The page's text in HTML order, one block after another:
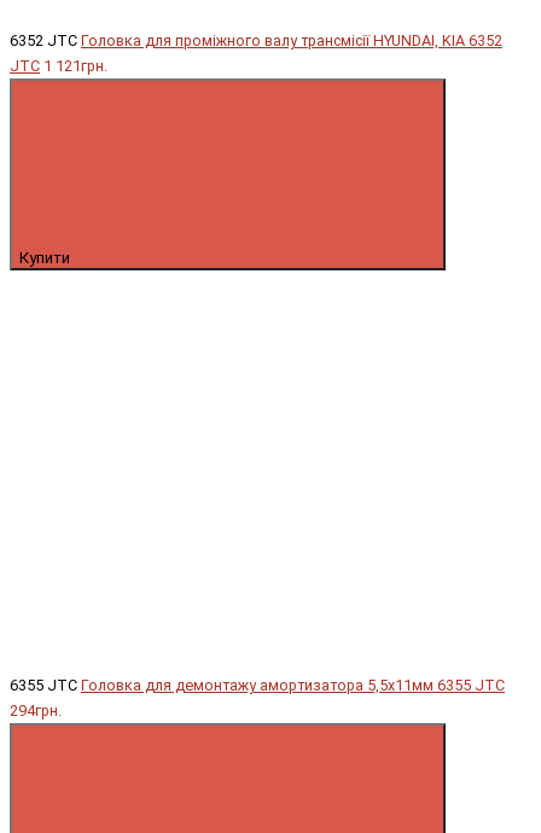
6352 JTC Головка для проміжного валу трансмісії HYUNDAI, KIA 6352
JTC 1 121грн.
Купити
6355 JTC Головка для демонтажу амортизатора 5,5x11мм 6355 JTC
294грн.